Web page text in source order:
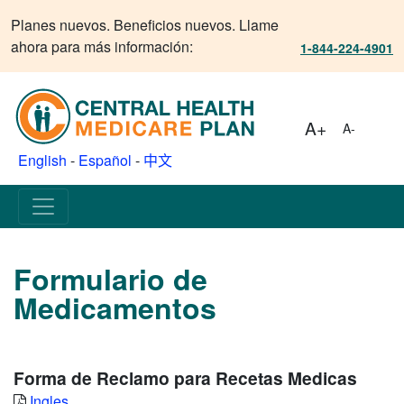
Planes nuevos. Beneficios nuevos. Llame
ahora para más información:
1-844-224-4901
English - Español - 中文
A+ A-
Formulario de
Medicamentos
Forma de Reclamo para Recetas Medicas